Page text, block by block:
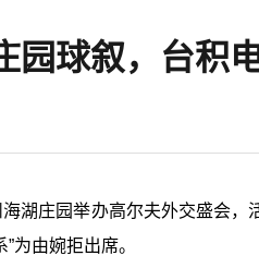
园球叙，台积
湖庄园举办高尔夫外交盛会
”为由婉拒出席。